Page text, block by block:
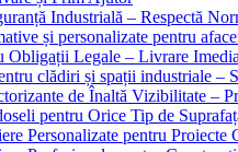
Industrială – Respectă
și personalizate pentru
Obligații Legale – Livrare
clădiri și spații industriale –
de Înaltă Vizibilitate –
pentru Orice Tip de
Personalizate pentru Proiecte